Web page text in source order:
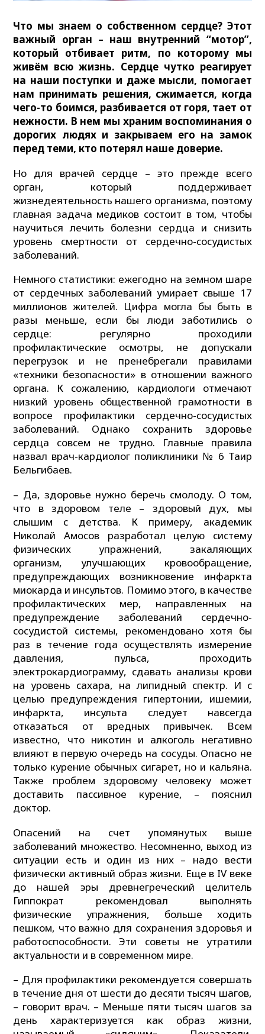
Что мы знаем о собственном сердце? Этот
важный орган – наш внутренний “мотор”,
который отбивает ритм, по которому мы
живём всю жизнь. Сердце чутко реагирует
на наши поступки и даже мысли, помогает
нам принимать решения, сжимается, когда
чего-то боимся, разбивается от горя, тает от
нежности. В нем мы храним воспоминания о
дорогих людях и закрываем его на замок
перед теми, кто потерял наше доверие.
Но для врачей сердце – это прежде всего
орган, который поддерживает
жизнедеятельность нашего организма, поэтому
главная задача медиков состоит в том, чтобы
научиться лечить болезни сердца и снизить
уровень смертности от сердечно-сосудистых
заболеваний.
Немного статистики: ежегодно на земном шаре
от сердечных заболеваний умирает свыше 17
миллионов жителей. Цифра могла бы быть в
разы меньше, если бы люди заботились о
сердце: регулярно проходили
профилактические осмотры, не допускали
перегрузок и не пренебрегали правилами
«техники безопасности» в отношении важного
органа. К сожалению, кардиологи отмечают
низкий уровень общественной грамотности в
вопросе профилактики сердечно-сосудистых
заболеваний. Однако сохранить здоровье
сердца совсем не трудно. Главные правила
назвал врач-кардиолог поликлиники № 6 Таир
Бельгибаев.
– Да, здоровье нужно беречь смолоду. О том,
что в здоровом теле – здоровый дух, мы
слышим с детства. К примеру, академик
Николай Амосов разработал целую систему
физических упражнений, закаляющих
организм, улучшающих кровообращение,
предупреждающих возникновение инфаркта
миокарда и инсультов. Помимо этого, в качестве
профилактических мер, направленных на
предупреждение заболеваний сердечно-
сосудистой системы, рекомендовано хотя бы
раз в течение года осуществлять измерение
давления, пульса, проходить
электрокардиограмму, сдавать анализы крови
на уровень сахара, на липидный спектр. И с
целью предупреждения гипертонии, ишемии,
инфаркта, инсульта следует навсегда
отказаться от вредных привычек. Всем
известно, что никотин и алкоголь негативно
влияют в первую очередь на сосуды. Опасно не
только курение обычных сигарет, но и кальяна.
Также проблем здоровому человеку может
доставить пассивное курение, – пояснил
доктор.
Опасений на счет упомянутых выше
заболеваний множество. Несомненно, выход из
ситуации есть и один из них – надо вести
физически активный образ жизни. Еще в IV веке
до нашей эры древнегреческий целитель
Гиппократ рекомендовал выполнять
физические упражнения, больше ходить
пешком, что важно для сохранения здоровья и
работоспособности. Эти советы не утратили
актуальности и в современном мире.
– Для профилактики рекомендуется совершать
в течение дня от шести до десяти тысяч шагов,
– говорит врач. – Меньше пяти тысяч шагов за
день характеризуется как образ жизни,